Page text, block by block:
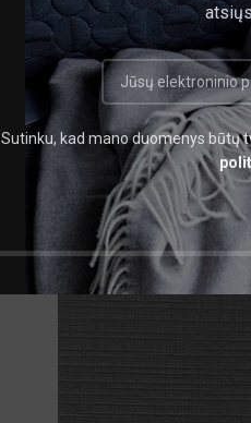
Sutinku, kad mano duomenys būtų
Mato vnt.